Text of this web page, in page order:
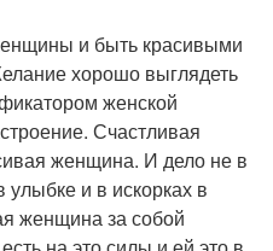
и быть красивыми
хорошо выглядеть
женской
Счастливая
женщина. И дело не в
улыбке и в искорках в
женщина за собой